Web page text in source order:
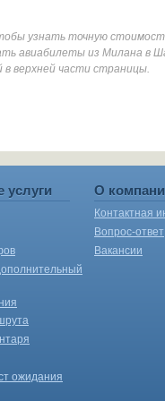
узнать точную
авиабилеты из Милана в
в верхней части страницы.
услуги
ожидания
О
Контактная
Вопрос-ответ
Вакансии